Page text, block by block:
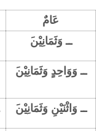
عَامٌ
َــ وَثَمَانِيْن
َــ وَوَاحِدٍ وَثَمَانِيْن
َــ وَاثْنَيْنِ وَثَمَانِيْن